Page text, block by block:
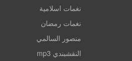
نغمات اسلامية
نغمات رمضان
منصور السالمي
النقشبندي mp3